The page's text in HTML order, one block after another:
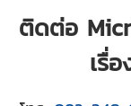
ติดต่อ
เรื่